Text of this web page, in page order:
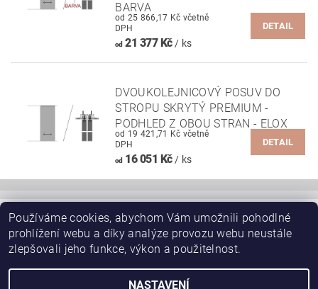
BARVA
od 25 866,17 Kč včetně
DPH
od21 377 Kč/ ks
DETAIL
DVOUKOLEJNICOVÝ POSUV DO
STROPU SKRYTÝ PREMIUM -
PODHLED Z OBOU STRAN - ELOX
od 19 421,71 Kč včetně
DPH
od16 051 Kč/ ks
DETAIL
JAP-POUZDRO.CZ - mainpage | JAP skryté zárubně AKTIVE EMOTIVE
| SAPELI posuvné dveře do pouzdra JAP | Schody, schodiště |
W-Půdní schody | JAP nerezové zábradlí
Stavební pouzdro pro sádrokarton STANDARD
Používáme cookies, abychom Vám umožnili pohodlné
prohlížení webu a díky analýze provozu webu neustále
zlepšovali jeho funkce, výkon a použitelnost.
NASTAVENÍ